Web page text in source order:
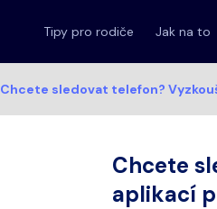
Tipy pro rodiče Jak na to
Chcete sledovat telefon?
Chcete
aplikací